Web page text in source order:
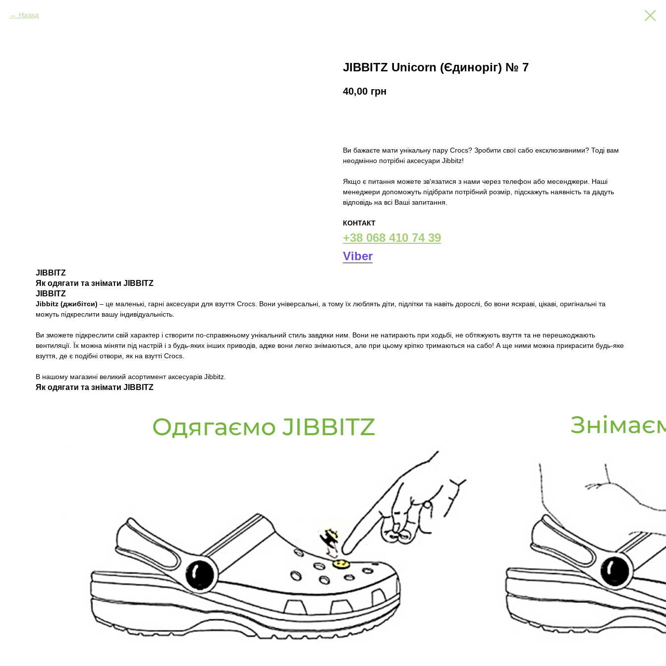
Назад
JIBBITZ Unicorn (Єдиноріг) № 7
40,00 грн
Ви бажаєте мати унікальну пару Crocs? Зробити свої сабо ексклюзивними? Тоді вам
неодмінно потрібні аксесуари Jibbitz!
Якщо є питання можете зв'язатися з нами через телефон або месенджери. Наші
менеджери допоможуть підібрати потрібний розмір, підскажуть наявність та дадуть
відповідь на всі Ваші запитання.
КОНТАКТ
+38 068 410 74 39
Viber
JIBBITZ
Як одягати та знімати JIBBITZ
JIBBITZ
Jibbitz (джибітси) – це маленькі, гарні аксесуари для взуття Crocs. Вони універсальні, а тому їх люблять діти, підлітки та навіть дорослі, бо вони яскраві, цікаві, оригінальні та
можуть підкреслити вашу індивідуальність.
Ви зможете підкреслити свій характер і створити по-справжньому унікальний стиль завдяки ним. Вони не натирають при ходьбі, не обтяжують взуття та не перешкоджають
вентиляції. Їх можна міняти під настрій і з будь-яких інших приводів, адже вони легко знімаються, але при цьому кріпко тримаються на сабо! А ще ними можна прикрасити будь-яке
взуття, де є подібні отвори, як на взутті Crocs.
В нашому магазині великий асортимент аксесуарів Jibbitz.
Як одягати та знімати JIBBITZ